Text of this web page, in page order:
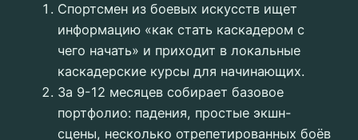
Спортсмен из боевых искусств ищет
информацию «как стать каскадером с
чего начать» и приходит в локальные
каскадерские курсы для начинающих.
За 9-12 месяцев собирает базовое
портфолио: падения, простые экшн-
сцены, несколько отрепетированных боёв